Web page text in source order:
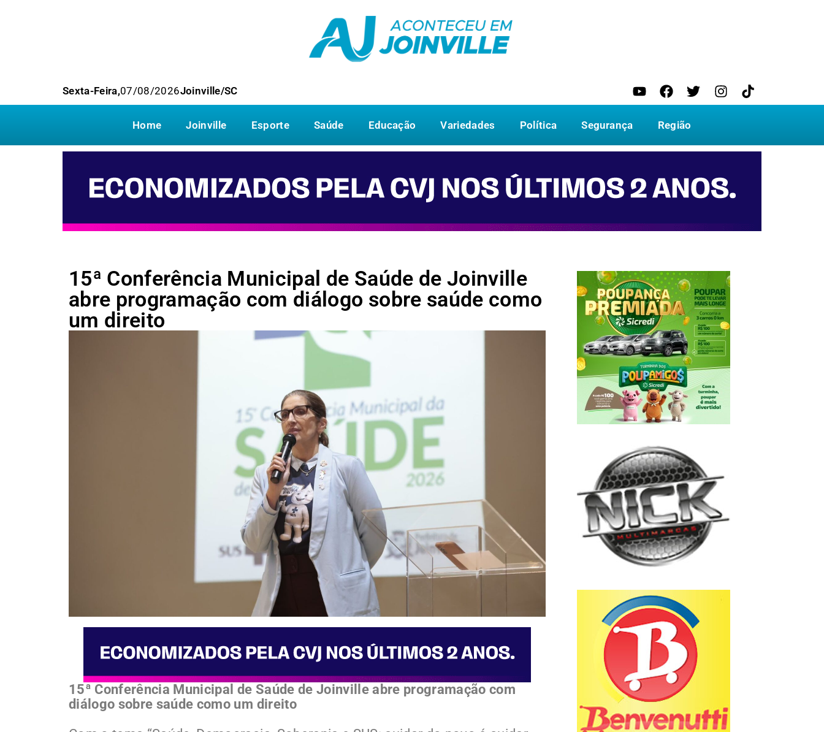
Sexta-Feira,07/08/2026Joinville/SC
Home Joinville Esporte Saúde Educação Variedades Política Segurança Região
15ª Conferência Municipal de Saúde de Joinville
abre programação com diálogo sobre saúde como
um direito
15ª Conferência Municipal de Saúde de Joinville abre programação com
diálogo sobre saúde como um direito